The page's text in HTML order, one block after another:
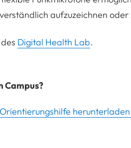
aufzuzeichnen
Digital Health Lab.
Campus?
Orientierungshilfe herunterladen